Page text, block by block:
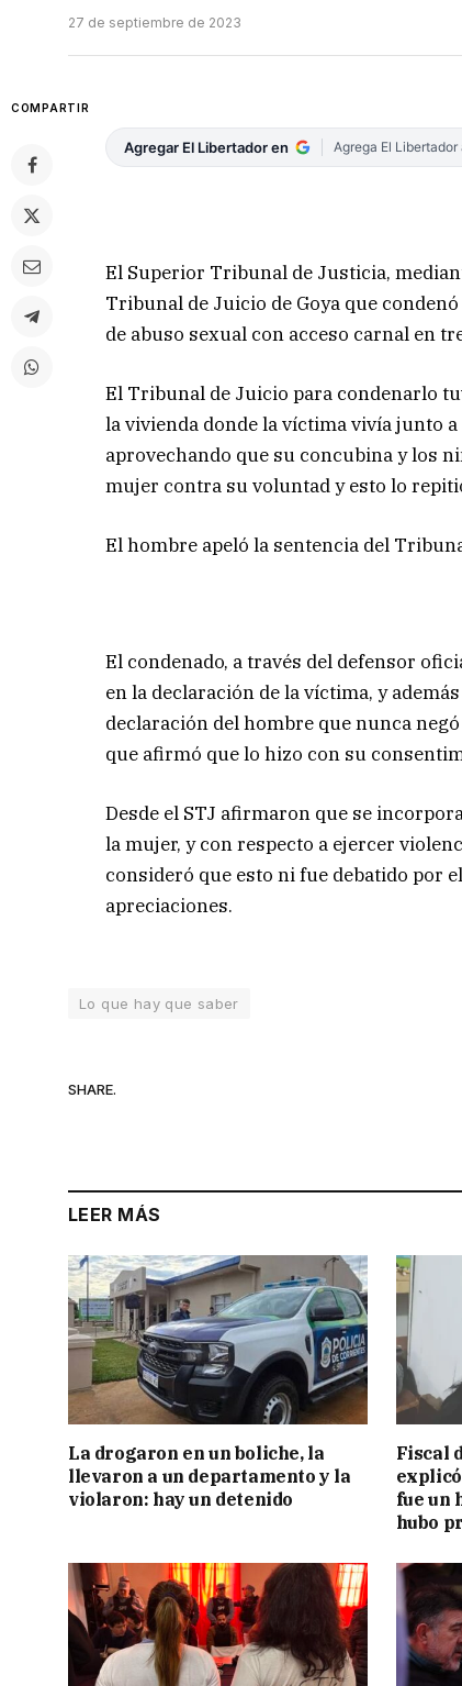
27 de septiembre de 2023
COMPARTIR
Agregar El Libertador en Agrega El
El Superior Tribunal de Justicia,
Tribunal de Juicio de Goya que
de abuso sexual con acceso carnal en
El Tribunal de Juicio para condenarlo
la vivienda donde la víctima vivía junto
aprovechando que su concubina y los
mujer contra su voluntad y esto lo
El hombre apeló la sentencia del
El condenado, a través del defensor
en la declaración de la víctima, y
declaración del hombre que nunca
que afirmó que lo hizo con su
Desde el STJ afirmaron que se
la mujer, y con respecto a ejercer
consideró que esto ni fue debatido por
apreciaciones.
Lo que hay que saber
SHARE.
LEER MÁS
La drogaron en un boliche, la
llevaron a un departamento y la
violaron: hay un detenido
Fiscal
fue un
hubo